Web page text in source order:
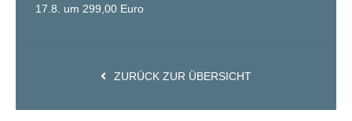
17.8. um 299,00 Euro
ZURÜCK ZUR ÜBERSICHT